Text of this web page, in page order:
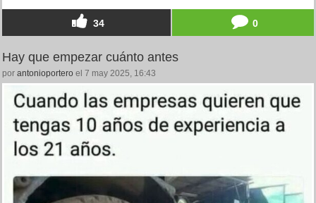
34 0
Hay que empezar cuánto antes
por antonioportero el 7 may 2025, 16:43